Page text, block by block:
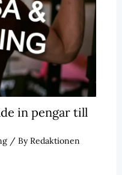
in pengar till
/ ByRedaktionen